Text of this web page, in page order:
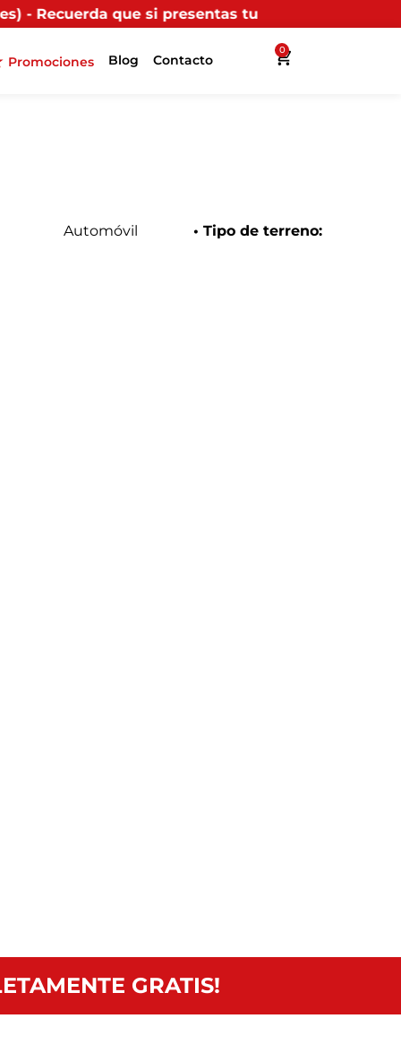
presentas tu factura (física o digital) en uno de
Promociones Blog Contacto
0
Automóvil • Tipo de terreno:
GRATIS!